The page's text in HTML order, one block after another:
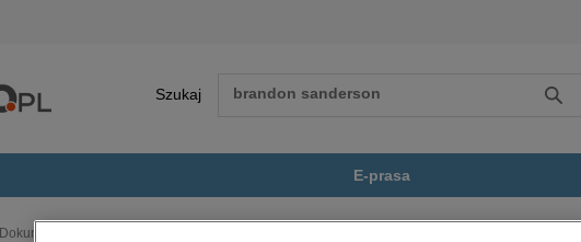
Szukaj Szukaj
E-prasa
Dokument, literatura faktu, reportaże, biografie